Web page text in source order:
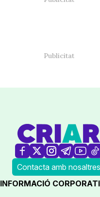
Contacta amb nosaltres
INFORMACIÓ